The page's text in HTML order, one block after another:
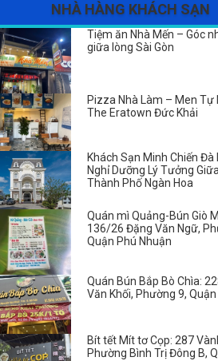
NHÀ HÀNG KHÁCH SẠN
Tiệm ăn Nhà Mến – Góc
giữa lòng Sài Gòn
Pizza Nhà Làm – Men Tự
The Eratown Đức Khải
Khách Sạn Minh Chiến
Nghỉ Dưỡng Lý Tưởng
Thành Phố Ngàn Hoa
Quán mì Quảng-Bún Giò
136/26 Đặng Văn Ngữ,
Quận Phú Nhuận
Quán Bún Bắp Bò Chìa:
Văn Khối, Phường 9, Quận
Bít tết Mít tơ Cọp: 287
Phường Bình Trị Đông B,